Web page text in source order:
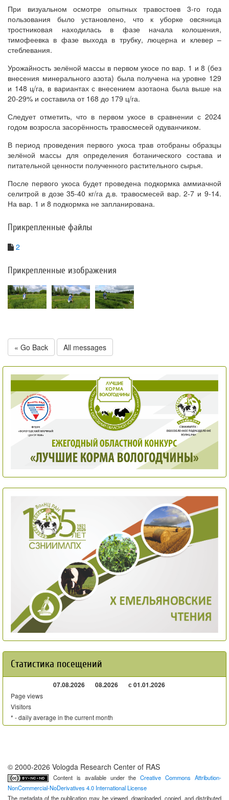
При визуальном осмотре опытных травостоев 3-го года
пользования было установлено, что к уборке овсяница
тростниковая находилась в фазе начала колошения,
тимофеевка в фазе выхода в трубку, люцерна и клевер –
стеблевания.
Урожайность зелёной массы в первом укосе по вар. 1 и 8 (без
внесения минерального азота) была получена на уровне 129
и 148 ц/га, в вариантах с внесением азотаона была выше на
20-29% и составила от 168 до 179 ц/га.
Следует отметить, что в первом укосе в сравнении с 2024
годом возросла засорённость травосмесей одуванчиком.
В период проведения первого укоса трав отобраны образцы
зелёной массы для определения ботанического состава и
питательной ценности полученного растительного сырья.
После первого укоса будет проведена подкормка аммиачной
селитрой в дозе 35-40 кг/га д.в. травосмесей вар. 2-7 и 9-14.
На вар. 1 и 8 подкормка не запланирована.
Прикрепленные файлы
2
Прикрепленные изображения
« Go Back All messages
Статистика посещений
07.08.2026 08.2026 с 01.01.2026
Page views
Visitors
* - daily average in the current month
© 2000-2026 Vologda Research Center of RAS
Content is available under theCreative Commons Attribution-
NonCommercial-NoDerivatives 4.0 International License
The metadata of the publication may be viewed, downloaded, copied, and distributed